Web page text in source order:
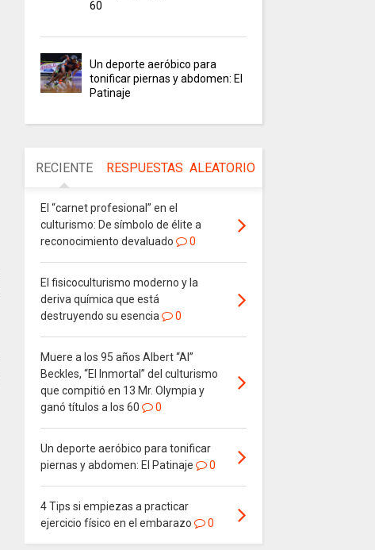
60
Un deporte aeróbico para
tonificar piernas y abdomen: El
Patinaje
RECIENTE RESPUESTAS ALEATORIO
El “carnet profesional” en el
culturismo: De símbolo de élite a
reconocimiento devaluado
0
El fisicoculturismo moderno y la
deriva química que está
destruyendo su esencia
0
Muere a los 95 años Albert “Al”
Beckles, “El Inmortal” del culturismo
que compitió en 13 Mr. Olympia y
ganó títulos a los 60
0
Un deporte aeróbico para tonificar
piernas y abdomen: El Patinaje
0
4 Tips si empiezas a practicar
ejercicio físico en el embarazo
0